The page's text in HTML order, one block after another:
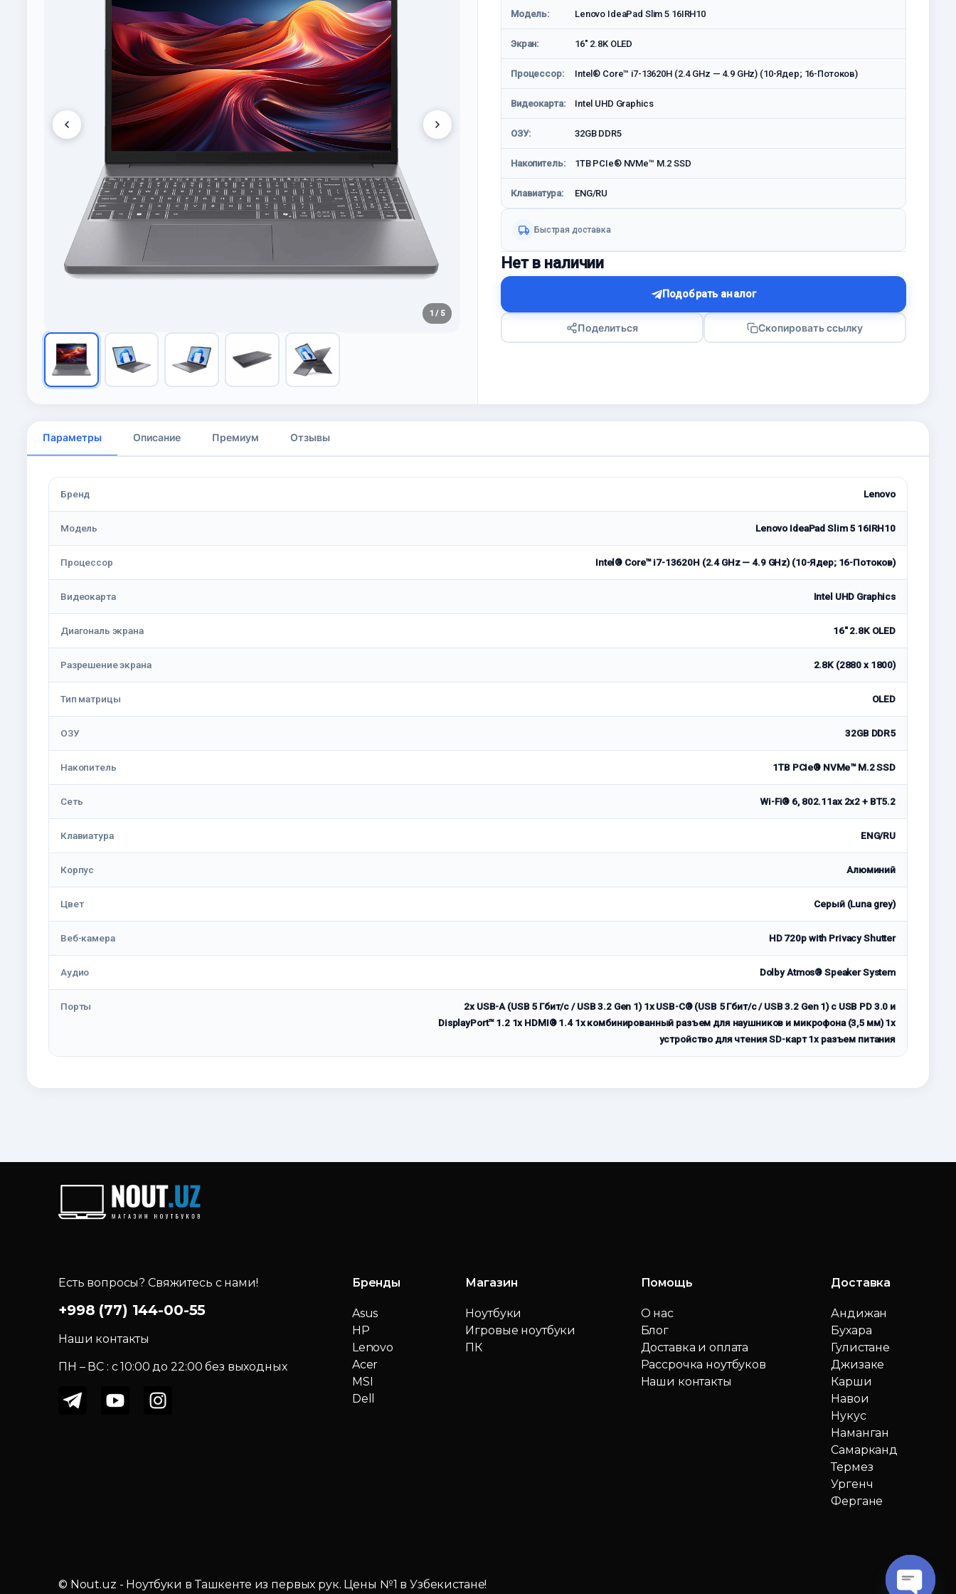
1 / 5
Модель: Lenovo IdeaPad Slim 5 16IRH10
Экран: 16" 2.8K OLED
Процессор: Intel® Core™ i7-13620H (2.4 GHz — 4.9 GHz) (10-Ядeр; 16-Потоков)
Видеокарта: Intel UHD Graphics
ОЗУ: 32GB DDR5
Накопитель: 1TB PCIe® NVMe™ M.2 SSD
Клавиатура: ENG/RU
Быстрая доставка
Нет в наличии
Подобрать аналог
Поделиться Скопировать ссылку
Параметры Описание Премиум Отзывы
Бренд Lenovo
Модель Lenovo IdeaPad Slim 5 16IRH10
Процессор Intel® Core™ i7-13620H (2.4 GHz — 4.9 GHz) (10-Ядeр; 16-Потоков)
Видеокарта Intel UHD Graphics
Диагональ экрана 16" 2.8K OLED
Разрешение экрана 2.8K (2880 x 1800)
Тип матрицы OLED
ОЗУ 32GB DDR5
Накопитель 1TB PCIe® NVMe™ M.2 SSD
Сеть Wi-Fi® 6, 802.11ax 2x2 + BT5.2
Клавиатура ENG/RU
Корпус Алюминий
Цвет Серый (Luna grey)
Веб-камера HD 720p with Privacy Shutter
Аудио Dolby Atmos® Speaker System
Порты
2x USB-A (USB 5 Гбит/с / USB 3.2 Gen 1) 1x USB-C® (USB 5 Гбит/с / USB 3.2 Gen 1) с USB PD 3.0 и
DisplayPort™ 1.2 1x HDMI® 1.4 1x комбинированный разъем для наушников и микрофона (3,5 мм) 1x
устройство для чтения SD-карт 1x разъем питания
Есть вопросы? Свяжитесь с нами!
+998 (77) 144-00-55
Наши контакты
ПН – ВС : c 10:00 до 22:00 без выходных
Бренды
Asus
HP
Lenovo
Acer
MSI
Dell
Магазин
Ноутбуки
Игровые ноутбуки
ПК
Помощь
О нас
Блог
Доставка и оплата
Рассрочка ноутбуков
Наши контакты
Доставка
Андижан
Бухара
Гулистане
Джизаке
Карши
Навои
Нукус
Наманган
Самарканд
Термез
Ургенч
Фергане
© Nout.uz - Ноутбуки в Ташкенте из первых рук. Цены №1 в Узбекистане!